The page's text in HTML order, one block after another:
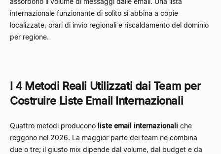
internazionale funzionante di solito si abbina a copie
localizzate, orari di invio regionali e riscaldamento del dominio
per regione.
I 4 Metodi Reali Utilizzati dai Team per
Costruire Liste Email Internazionali
Quattro metodi producono liste email internazionali che
reggono nel 2026. La maggior parte dei team ne combina
due o tre; il giusto mix dipende dal volume, dal budget e da